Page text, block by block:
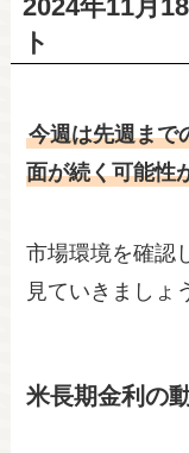
2024年11月
ト
今週は先週まで
面が続く可能性
市場環境を確認
見ていきましょ
米長期金利の